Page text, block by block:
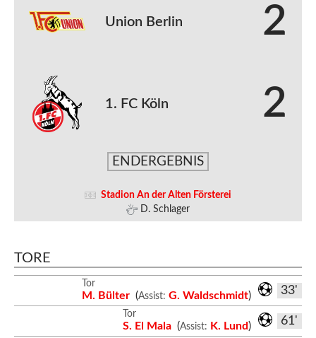
Union Berlin 2
1. FC Köln 2
ENDERGEBNIS
Stadion An der Alten Försterei
D. Schlager
TORE
33'
Tor
M. Bülter (Assist: G. Waldschmidt)
61'
Tor
S. El Mala (Assist: K. Lund)